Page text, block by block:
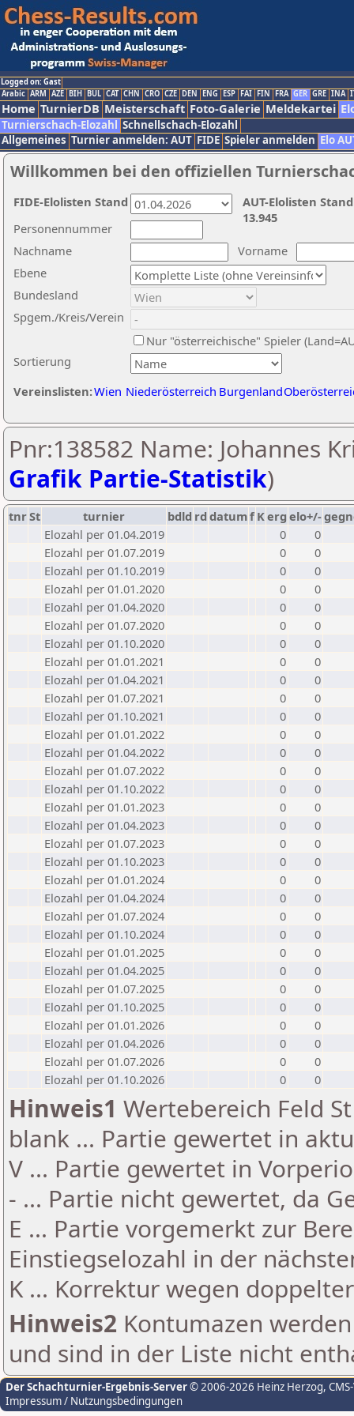
Logged on: Gast
Arabic ARM AZE BIH BUL CAT CHN CRO CZE DEN ENG ESP FAI FIN FRA GER GRE INA
Home TurnierDB Meisterschaft Foto-Galerie Meldekartei
Turnierschach-Elozahl Schnellschach-Elozahl
Allgemeines Turnier anmelden: AUT FIDE Spieler anmelden Elo
Willkommen bei den offiziellen
Nachname
Vorname
Ebene
Sortierung
Personennummer
Bundesland
Spgem./Kreis/Verein
Nur "österreichische" Spieler
Vereinslisten:Wien Niederösterreich Burgenland
AUT-Elolisten
13.945
FIDE-Elolisten Stand
Pnr:138582 Name: Johannes
Grafik Partie-Statistik)
tnrSt turnier bdld rd datumf Kerg elo+/-
Elozahl per 01.04.2019
0
0
Elozahl per 01.07.2019
0
0
Elozahl per 01.10.2019
0
0
Elozahl per 01.01.2020
0
0
Elozahl per 01.04.2020
0
0
Elozahl per 01.07.2020
0
0
Elozahl per 01.10.2020
0
0
Elozahl per 01.01.2021
0
0
Elozahl per 01.04.2021
0
0
Elozahl per 01.07.2021
0
0
Elozahl per 01.10.2021
0
0
Elozahl per 01.01.2022
0
0
Elozahl per 01.04.2022
0
0
Elozahl per 01.07.2022
0
0
Elozahl per 01.10.2022
0
0
Elozahl per 01.01.2023
0
0
Elozahl per 01.04.2023
0
0
Elozahl per 01.07.2023
0
0
Elozahl per 01.10.2023
0
0
Elozahl per 01.01.2024
0
0
Elozahl per 01.04.2024
0
0
Elozahl per 01.07.2024
0
0
Elozahl per 01.10.2024
0
0
Elozahl per 01.01.2025
0
0
Elozahl per 01.04.2025
0
0
Elozahl per 01.07.2025
0
0
Elozahl per 01.10.2025
0
0
Elozahl per 01.01.2026
0
0
Elozahl per 01.04.2026
0
0
Elozahl per 01.07.2026
0
0
Elozahl per 01.10.2026
0 0
Hinweis1 Wertebereich Feld
blank ... Partie gewertet in
V ... Partie gewertet in
- ... Partie nicht gewertet, da
E ... Partie vorgemerkt zur
Einstiegselozahl in der
K ... Korrektur wegen
Hinweis2 Kontumazen
und sind in der Liste nicht
Der Schachturnier-Ergebnis-Server© 2006-2026 Heinz Herzog,
Impressum / Nutzungsbedingungen